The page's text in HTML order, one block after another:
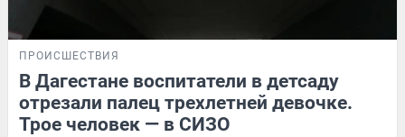
ПРОИСШЕСТВИЯ
В Дагестане воспитатели в детсаду
отрезали палец трехлетней девочке.
Трое человек — в СИЗО